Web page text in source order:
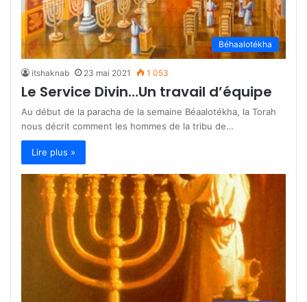
Béhaalotékha
itshaknab 23 mai 2021 1 053
Le Service Divin…Un travail d’équipe
Au début de la paracha de la semaine Béaalotékha, la Torah
nous décrit comment les hommes de la tribu de…
Lire plus »